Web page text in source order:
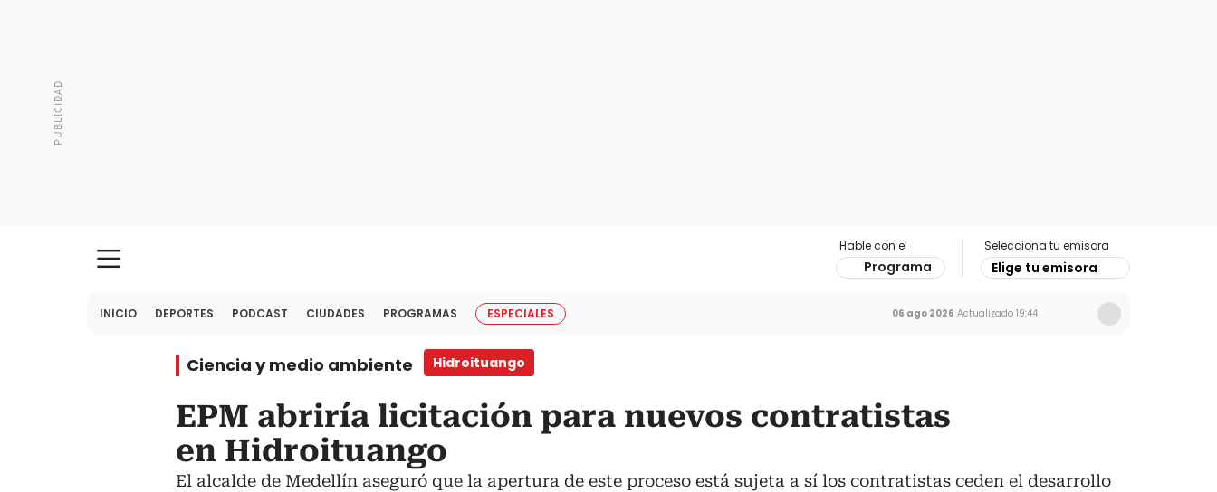
Hable con el
Programa
Selecciona tu emisora
Elige tu emisora
INICIO DEPORTES PODCAST CIUDADES PROGRAMAS ESPECIALES 06 ago 2026 Actualizado 19:44
Ciencia y medio ambiente Hidroituango
EPM abriría licitación para nuevos contratistas
en Hidroituango
El alcalde de Medellín aseguró que la apertura de este proceso está sujeta a sí los contratistas ceden el desarrollo